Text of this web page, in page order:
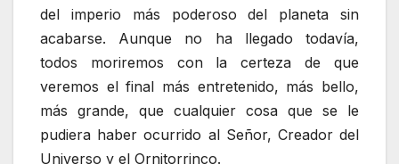
del imperio más poderoso del planeta sin
acabarse. Aunque no ha llegado todavía,
todos moriremos con la certeza de que
veremos el final más entretenido, más bello,
más grande, que cualquier cosa que se le
pudiera haber ocurrido al Señor, Creador del
Universo y el Ornitorrinco.